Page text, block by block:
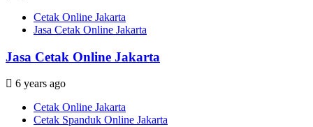
Cetak Online Jakarta
Jasa Cetak Online Jakarta
Jasa Cetak Online Jakarta
6 years ago
Cetak Online Jakarta
Cetak Spanduk Online Jakarta